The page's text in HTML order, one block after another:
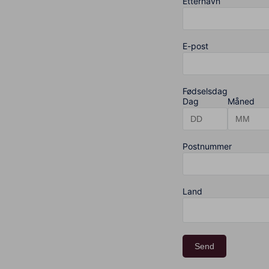
E-post
Fødselsdag
Dag
Måned
Postnummer
Land
Send